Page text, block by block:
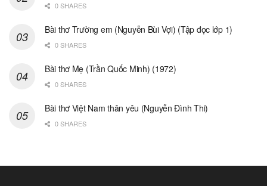
0 SHARES
Bài thơ Trường em (Nguyễn Bùi Vợi) (Tập đọc lớp 1)
0 SHARES
Bài thơ Mẹ (Trần Quốc Minh) (1972)
0 SHARES
Bài thơ Việt Nam thân yêu (Nguyễn Đình Thi)
0 SHARES